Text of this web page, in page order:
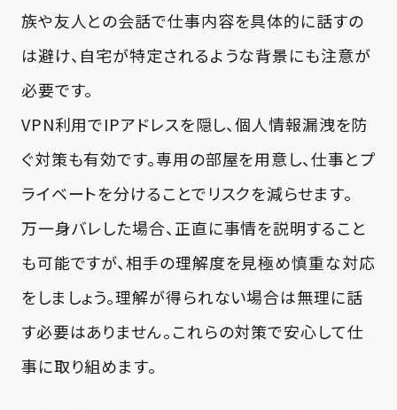
族や友人との会話で仕事内容を具体的に話すの
は避け、自宅が特定されるような背景にも注意が
必要です。
VPN利用でIPアドレスを隠し、個人情報漏洩を防
ぐ対策も有効です。専用の部屋を用意し、仕事とプ
ライベートを分けることでリスクを減らせます。
万一身バレした場合、正直に事情を説明すること
も可能ですが、相手の理解度を見極め慎重な対応
をしましょう。理解が得られない場合は無理に話
す必要はありません。これらの対策で安心して仕
事に取り組めます。